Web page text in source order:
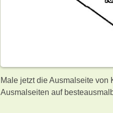
Male jetzt die Ausmalseite von
Ausmalseiten auf